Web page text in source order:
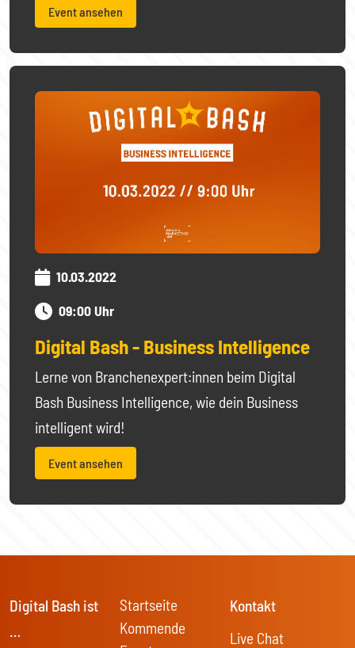
Event ansehen
10.03.2022
09:00 Uhr
Digital Bash - Business Intelligence
Lerne von Branchenexpert:innen beim Digital
Bash Business Intelligence, wie dein Business
intelligent wird!
Event ansehen
Digital Bash ist
…
Startseite
Kommende
Kontakt
Live Chat